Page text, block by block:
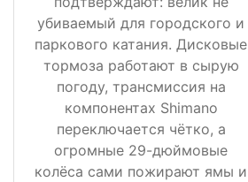
убиваемый для городского и
паркового катания. Дисковые
тормоза работают в сырую
погоду, трансмиссия на
компонентах Shimano
переключается чётко, а
огромные 29-дюймовые
колёса сами пожирают ямы и